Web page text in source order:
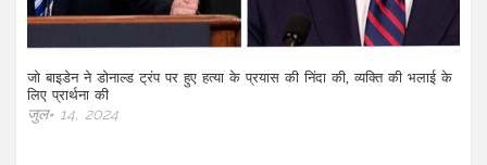
जो बाइडेन ने डोनाल्ड ट्रंप पर हुए हत्या के प्रयास की निंदा की, व्यक्ति की भलाई के
लिए प्रार्थना की
जुल॰ 14, 2024